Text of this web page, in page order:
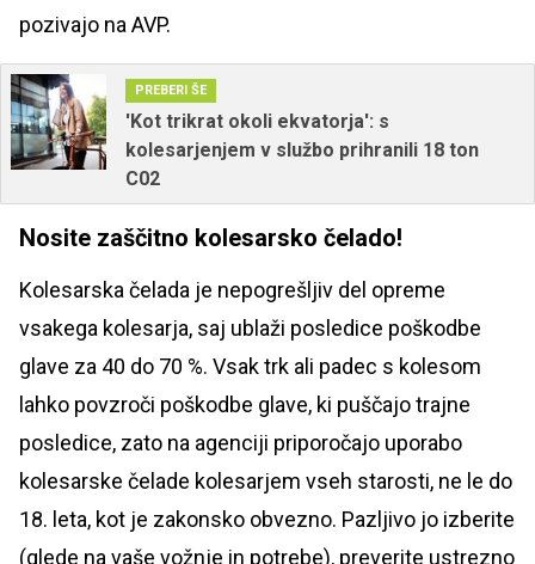
pozivajo na AVP.
PREBERI ŠE
'Kot trikrat okoli ekvatorja': s
kolesarjenjem v službo prihranili 18 ton
C02
Nosite zaščitno kolesarsko čelado!
Kolesarska čelada je nepogrešljiv del opreme
vsakega kolesarja, saj ublaži posledice poškodbe
glave za 40 do 70 %. Vsak trk ali padec s kolesom
lahko povzroči poškodbe glave, ki puščajo trajne
posledice, zato na agenciji priporočajo uporabo
kolesarske čelade kolesarjem vseh starosti, ne le do
18. leta, kot je zakonsko obvezno. Pazljivo jo izberite
(glede na vaše vožnje in potrebe), preverite ustrezno